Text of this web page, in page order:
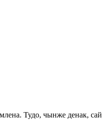
Тудо, чынже денак, сай